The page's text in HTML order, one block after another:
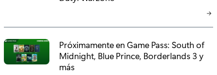
Próximamente en Game Pass: South of
Midnight, Blue Prince, Borderlands 3 y
más